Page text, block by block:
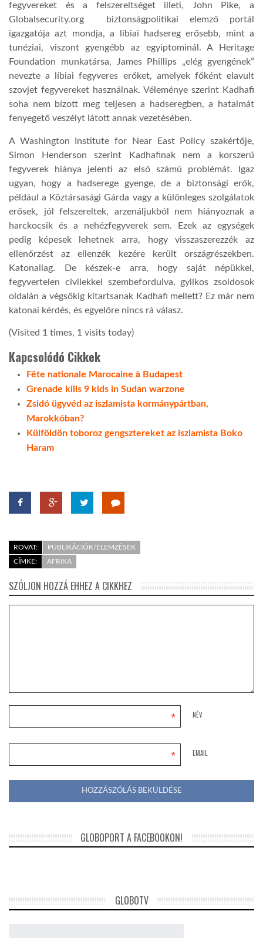
fegyvereket és a felszereltséget illeti, John Pike, a
Globalsecurity.org biztonságpolitikai elemző portál
igazgatója azt mondja, a líbiai hadsereg erősebb, mint a
tunéziai, viszont gyengébb az egyiptominál. A Heritage
Foundation munkatársa, James Phillips „elég gyengének”
nevezte a líbiai fegyveres erőket, amelyek főként elavult
szovjet fegyvereket használnak. Véleménye szerint Kadhafi
soha nem bízott meg teljesen a hadseregben, a hatalmát
fenyegető veszélyt látott annak vezetésében.
A Washington Institute for Near East Policy szakértője,
Simon Henderson szerint Kadhafinak nem a korszerű
fegyverek hiánya jelenti az első számú problémát. Igaz
ugyan, hogy a hadserege gyenge, de a biztonsági erők,
például a Köztársasági Gárda vagy a különleges szolgálatok
erősek, jól felszereltek, arzenáljukból nem hiányoznak a
harckocsik és a nehézfegyverek sem. Ezek az egységek
pedig képesek lehetnek arra, hogy visszaszerezzék az
ellenőrzést az ellenzék kezére került országrészekben.
Katonailag. De készek-e arra, hogy saját népükkel,
fegyvertelen civilekkel szembefordulva, gyilkos zsoldosok
oldalán a végsőkig kitartsanak Kadhafi mellett? Ez már nem
katonai kérdés, és egyelőre nincs rá válasz.
(Visited 1 times, 1 visits today)
Kapcsolódó Cikkek
Fête nationale Marocaine à Budapest
Grenade kills 9 kids in Sudan warzone
Zsidó ügyvéd az iszlamista kormánypártban,
Marokkóban?
Külföldön toboroz gengsztereket az iszlamista Boko
Haram
ROVAT:
PUBLIKÁCIÓK/ELEMZÉSEK
CÍMKE:
AFRIKA
SZÓLJON HOZZÁ EHHEZ A CIKKHEZ
NÉV
*
EMAIL
*
GLOBOPORT A FACEBOOKON!
GLOBOTV